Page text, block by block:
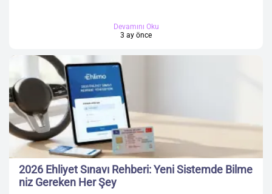
Devamını Oku
3 ay önce
2026 Ehliyet Sınavı Rehberi: Yeni Sistemde Bilme
niz Gereken Her Şey